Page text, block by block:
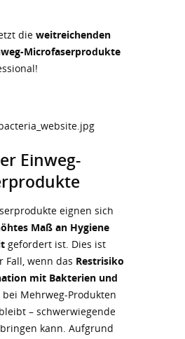
die weitreichenden
Microfaserprodukte
Einweg-
eignen sich
Maß an Hygiene
gefordert ist. Dies ist
Fall, wenn das Restrisiko
mit Bakterien und
bei Mehrweg-Produkten
– schwerwiegende
kann. Aufgrund